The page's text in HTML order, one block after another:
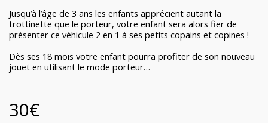
Jusqu’à l’âge de 3 ans les enfants apprécient autant la
trottinette que le porteur, votre enfant sera alors fier de
présenter ce véhicule 2 en 1 à ses petits copains et copines !
Dès ses 18 mois votre enfant pourra profiter de son nouveau
jouet en utilisant le mode porteur…
30€